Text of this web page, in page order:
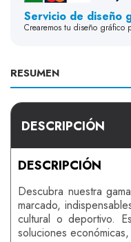
Servicio de diseño
Crearemos tu diseño gráfico
RESUMEN
DESCRIPCIÓN
DESCRIPCIÓN
Descubra nuestra
marcado,
cultural o deportivo.
soluciones